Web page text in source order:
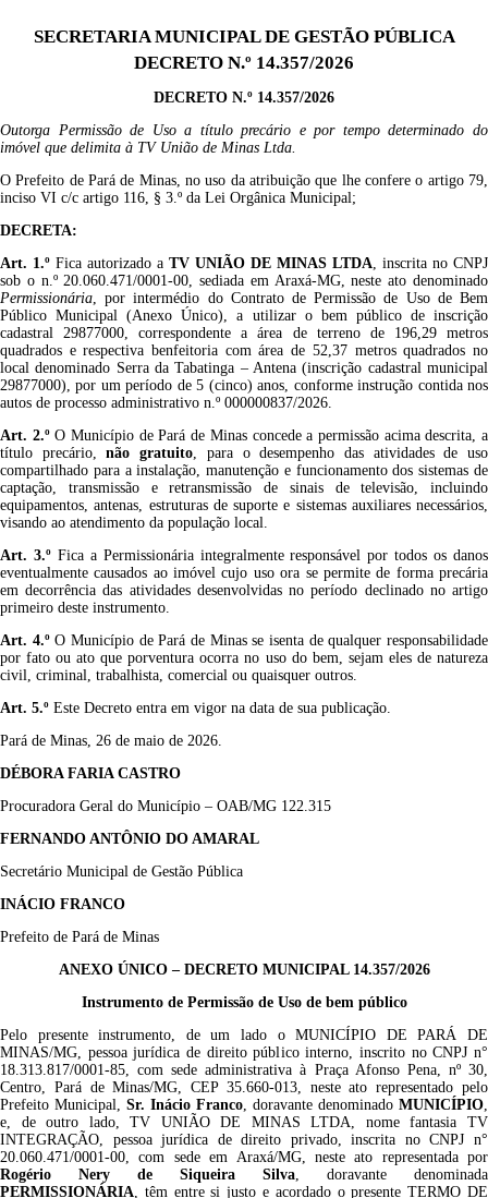
SECRETARIA MUNICIPAL DE GESTÃO PÚBLICA
DECRETO N.º 14.357/2026
DECRETO N.º 14.357/2026
Outorga Permissão de Uso a título precário e por tempo determinado do
imóvel que delimita à TV União de Minas Ltda.
O Prefeito de Pará de Minas, no uso da atribuição que lhe confere o artigo 79,
inciso VI c/c artigo 116, § 3.º da Lei Orgânica Municipal;
DECRETA:
Art. 1.º Fica autorizado a TV UNIÃO DE MINAS LTDA, inscrita no CNPJ
sob o n.º 20.060.471/0001-00, sediada em Araxá-MG, neste ato denominado
Permissionária, por intermédio do Contrato de Permissão de Uso de Bem
Público Municipal (Anexo Único),a utilizar o bem público de inscrição
cadastral 29877000, correspondente a área de terreno de 196,29 metros
quadrados e respectiva benfeitoria com área de 52,37 metros quadrados no
local denominado Serra da Tabatinga – Antena (inscrição cadastral municipal
29877000), por um período de 5 (cinco) anos, conforme instrução contida nos
autos de processo administrativo n.º 000000837/2026.
Art. 2.ºO Município de Pará de Minas concede a permissão acima descrita, a
título precário,nãogratuito, para o desempenho das atividades de uso
compartilhado para a instalação, manutenção e funcionamento dos sistemas de
captação, transmissão e retransmissão de sinais de televisão, incluindo
equipamentos, antenas, estruturas de suporte e sistemas auxiliares necessários,
visando ao atendimento da população local.
Art. 3.º Fica a Permissionária integralmente responsável por todos os danos
eventualmente causados ao imóvel cujo uso ora se permite de forma precária
em decorrência das atividades desenvolvidas no período declinado no artigo
primeiro deste instrumento.
Art. 4.ºO Município de Pará de Minas se isenta de qualquer responsabilidade
por fato ou ato que porventura ocorra no uso do bem, sejam eles de natureza
civil, criminal, trabalhista, comercial ou quaisquer outros.
Art. 5.º Este Decreto entra em vigor na data de sua publicação.
Pará de Minas, 26 de maio de 2026.
DÉBORA FARIA CASTRO
Procuradora Geral do Município – OAB/MG 122.315
FERNANDO ANTÔNIO DO AMARAL
Secretário Municipal de Gestão Pública
INÁCIO FRANCO
Prefeito de Pará de Minas
ANEXO ÚNICO – DECRETO MUNICIPAL 14.357/2026
Instrumento de Permissão de Uso de bem público
Pelo presente instrumento, de um lado o MUNICÍPIO DE PARÁ DE
MINAS/MG, pessoa jurídica de direito público interno, inscrito no CNPJ n°
18.313.817/0001-85, com sede administrativa à Praça Afonso Pena, nº 30,
Centro, Pará de Minas/MG, CEP 35.660-013, neste ato representado pelo
Prefeito Municipal, Sr. Inácio Franco, doravante denominado MUNICÍPIO,
e, de outro lado, TV UNIÃO DE MINAS LTDA, nome fantasia TV
INTEGRAÇÃO, pessoa jurídica de direito privado, inscrita no CNPJ n°
20.060.471/0001-00, com sede em Araxá/MG, neste ato representada por
Rogério Nery de Siqueira Silva, doravante denominada
PERMISSIONÁRIA, têm entre si justo e acordado o presente TERMO DE